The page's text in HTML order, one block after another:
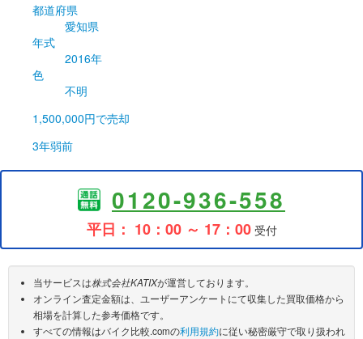
都道府県
愛知県
年式
2016年
色
不明
1,500,000円で売却
3年弱前
0120-936-558
平日： 10：00 ～ 17：00受付
当サービスは株式会社KATIXが運営しております。
オンライン査定金額は、ユーザーアンケートにて収集した買取価格から
相場を計算した参考価格です。
すべての情報はバイク比較.comの利用規約に従い秘密厳守で取り扱われ